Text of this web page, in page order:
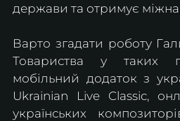
держави та отримує
Варто згадати роботу
Товариства у таких
мобільний додаток з
Ukrainian Live Classic,
українських